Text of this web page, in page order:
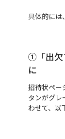
具体的には
①「出欠
に
招待状ペー
タンがグレ
わせて、以